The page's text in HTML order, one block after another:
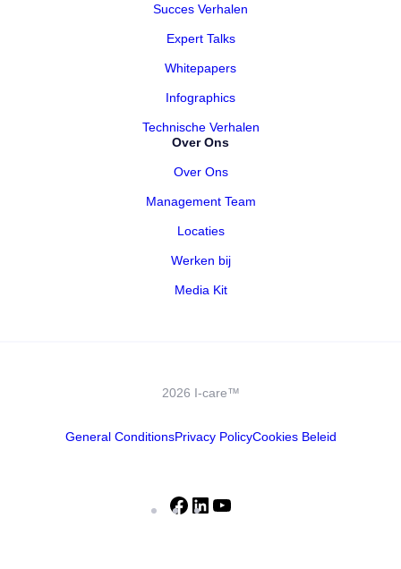
Succes Verhalen
Expert Talks
Whitepapers
Infographics
Technische Verhalen
Over Ons
Over Ons
Management Team
Locaties
Werken bij
Media Kit
2026 I-care™
General ConditionsPrivacy PolicyCookies Beleid
Facebook
LinkedIn